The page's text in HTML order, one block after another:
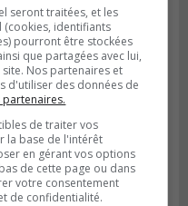
vont participer
Charles-
seront traitées, et les
identifiants
pourront être stockées
que partagées avec lui,
Nos partenaires et
d'utiliser des données de
partenaires.
de traiter vos
la base de l'intérêt
en gérant vos options
de cette page ou dans
votre consentement
de confidentialité.